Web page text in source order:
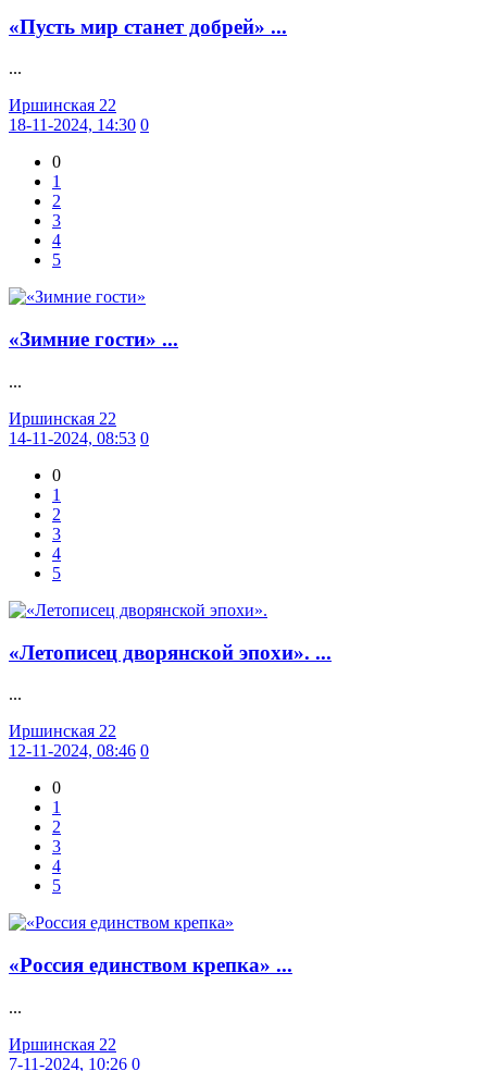
«Пусть мир станет добрей» ...
...
Иршинская 22
18-11-2024, 14:30 0
0
1
2
3
4
5
«Зимние гости» ...
...
Иршинская 22
14-11-2024, 08:53 0
0
1
2
3
4
5
«Летописец дворянской эпохи». ...
...
Иршинская 22
12-11-2024, 08:46 0
0
1
2
3
4
5
«Россия единством крепка» ...
...
Иршинская 22
7-11-2024, 10:26 0